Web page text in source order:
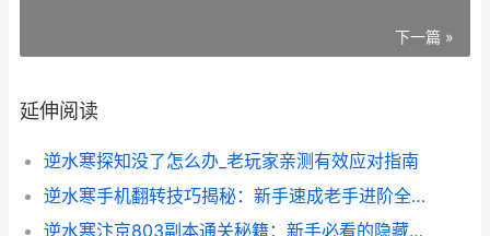
下一篇 »
延伸阅读
逆水寒探知没了怎么办_老玩家亲测有效应对指南
逆水寒手机翻转技巧揭秘：新手速成老手进阶全攻略
逆水寒汴京803副本通关秘籍：新手必看的隐藏机制全解析